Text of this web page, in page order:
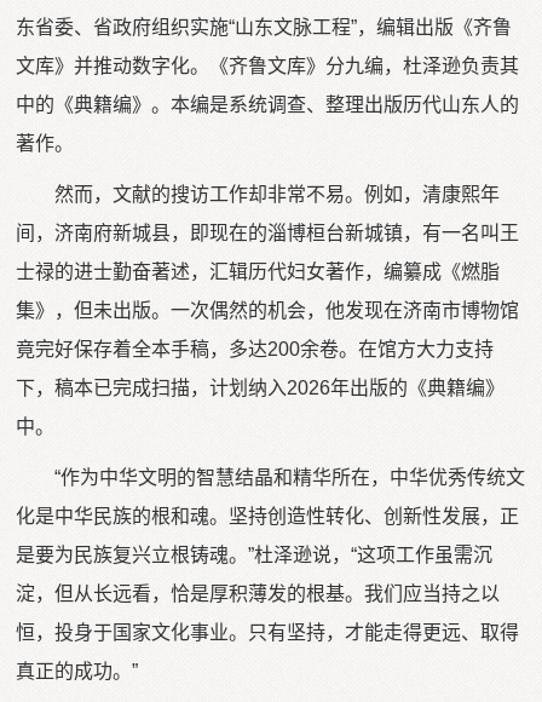
东省委、省政府组织实施“山东文脉工程”，编辑出版《齐鲁
文库》并推动数字化。《齐鲁文库》分九编，杜泽逊负责其
中的《典籍编》。本编是系统调查、整理出版历代山东人的
著作。
然而，文献的搜访工作却非常不易。例如，清康熙年
间，济南府新城县，即现在的淄博桓台新城镇，有一名叫王
士禄的进士勤奋著述，汇辑历代妇女著作，编纂成《燃脂
集》，但未出版。一次偶然的机会，他发现在济南市博物馆
竟完好保存着全本手稿，多达200余卷。在馆方大力支持
下，稿本已完成扫描，计划纳入2026年出版的《典籍编》
中。
“作为中华文明的智慧结晶和精华所在，中华优秀传统文
化是中华民族的根和魂。坚持创造性转化、创新性发展，正
是要为民族复兴立根铸魂。”杜泽逊说，“这项工作虽需沉
淀，但从长远看，恰是厚积薄发的根基。我们应当持之以
恒，投身于国家文化事业。只有坚持，才能走得更远、取得
真正的成功。”